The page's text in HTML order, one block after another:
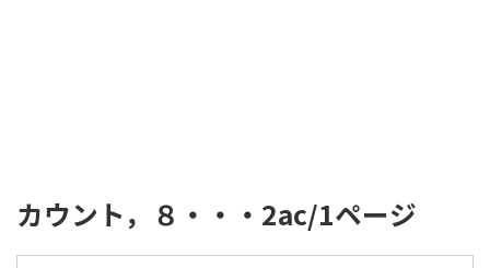
カウント，８・・・2ac/1ページ